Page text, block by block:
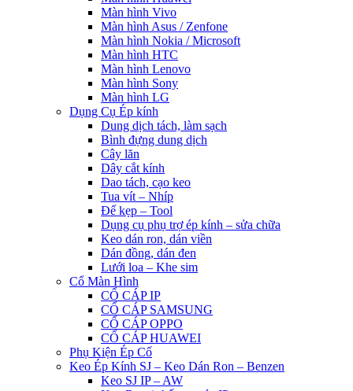
Màn hình Vivo
Màn hình Asus / Zenfone
Màn hình Nokia / Microsoft
Màn hình HTC
Màn hình Lenovo
Màn hình Sony
Màn hình LG
Dụng Cụ Ép kính
Dung dịch tách, làm sạch
Bình đựng dung dịch
Cây lăn
Dây cắt kính
Dao tách, cạo keo
Tua vít – Nhíp
Đế kẹp – Tool
Dụng cụ phụ trợ ép kính – sửa chữa
Keo dán ron, dán viền
Dán đồng, dán đen
Lưới loa – Khe sim
Cổ Màn Hình
CỔ CÁP IP
CỔ CÁP SAMSUNG
CỔ CÁP OPPO
CỔ CÁP HUAWEI
Phụ Kiện Ép Cố
Keo Ép Kính SJ – Keo Dán Ron – Benzen
Keo SJ IP – AW